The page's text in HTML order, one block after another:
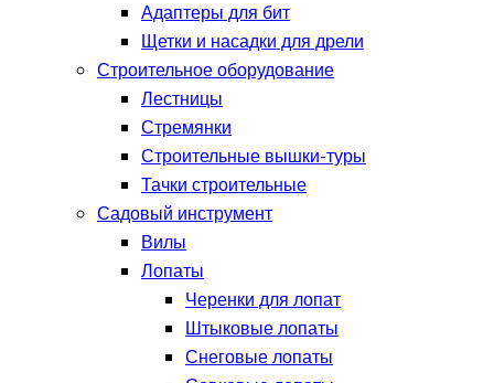
Адаптеры для бит
Щетки и насадки для дрели
Строительное оборудование
Лестницы
Стремянки
Строительные вышки-туры
Тачки строительные
Садовый инструмент
Вилы
Лопаты
Черенки для лопат
Штыковые лопаты
Снеговые лопаты